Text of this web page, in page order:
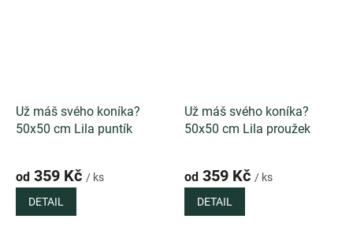
Už máš svého koníka?
50x50 cm Lila puntík
od 359 Kč / ks
DETAIL
Už máš svého koníka?
50x50 cm Lila proužek
od 359 Kč / ks
DETAIL